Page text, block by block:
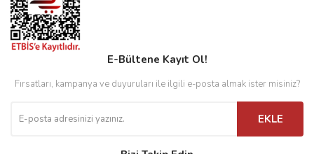
E-Bültene Kayıt Ol!
Fırsatları, kampanya ve duyuruları ile ilgili e-posta almak ister misiniz?
EKLE